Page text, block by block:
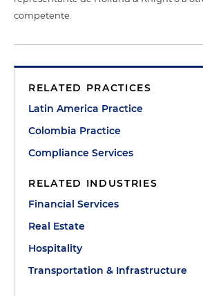
competente.
RELATED PRACTICES
Latin America Practice
Colombia Practice
Compliance Services
RELATED INDUSTRIES
Financial Services
Real Estate
Hospitality
Transportation & Infrastructure